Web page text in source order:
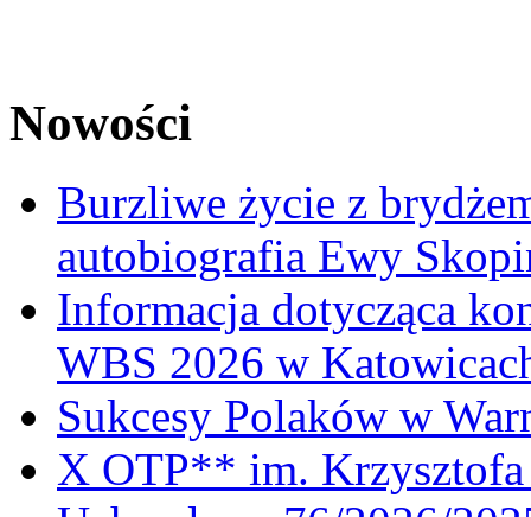
Nowości
Burzliwe życie z
autobiografia Ewy
Informacja dotycząca
WBS 2026 w
Sukcesy Polaków w
X OTP** im. Krzysztofa